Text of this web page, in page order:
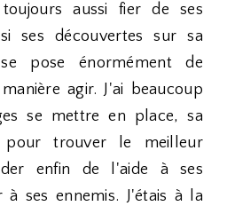
aussi fier de ses
ses découvertes sur sa
pose énormément de
agir. J'ai beaucoup
se mettre en place, sa
pour trouver le meilleur
enfin de l'aide à ses
ses ennemis. J'étais à la